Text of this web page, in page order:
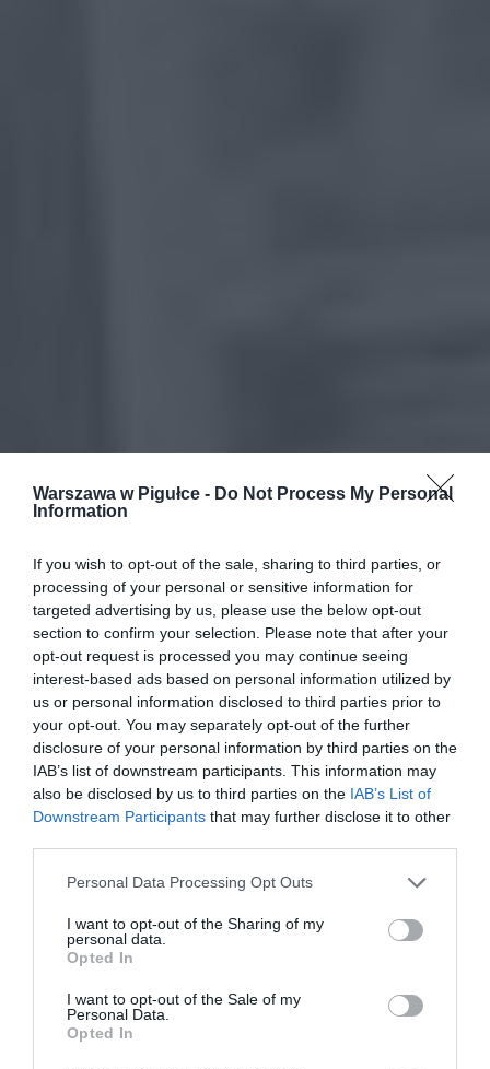
Warszawa w Pigułce - Do Not Process My Personal
Information
If you wish to opt-out of the sale, sharing to third parties, or
processing of your personal or sensitive information for
targeted advertising by us, please use the below opt-out
section to confirm your selection. Please note that after your
opt-out request is processed you may continue seeing
interest-based ads based on personal information utilized by
us or personal information disclosed to third parties prior to
your opt-out. You may separately opt-out of the further
disclosure of your personal information by third parties on the
IAB’s list of downstream participants. This information may
also be disclosed by us to third parties on the IAB’s List of
Downstream Participants that may further disclose it to other
Personal Data Processing Opt Outs
I want to opt-out of the Sharing of my
personal data.
Opted In
I want to opt-out of the Sale of my
Personal Data.
Opted In